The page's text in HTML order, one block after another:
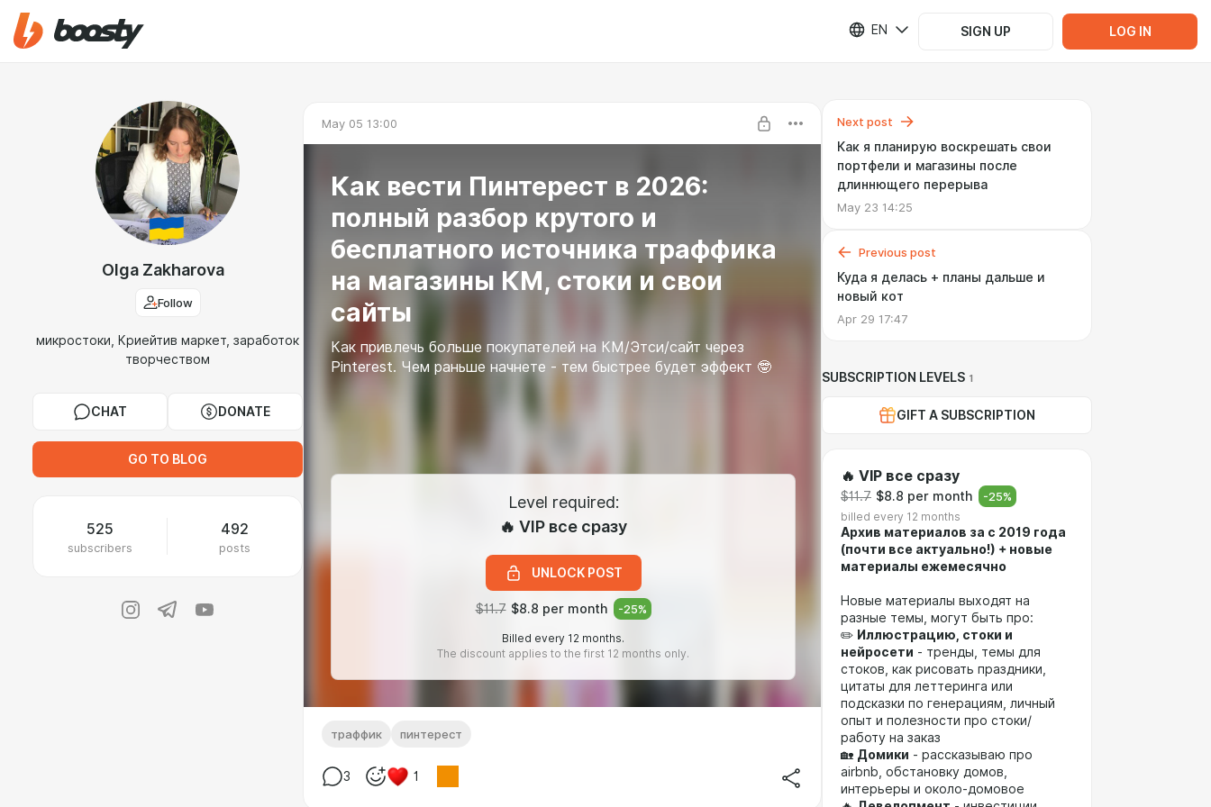
EN SIGN UP LOG IN
Olga Zakharova
Follow
микростоки, Криейтив маркет, заработок
творчеством
CHAT DONATE
GO TO BLOG
525
subscribers
492
posts
May 05 13:00
Как вести Пинтерест в 2026:
полный разбор крутого и
бесплатного источника траффика
на магазины КМ, стоки и свои
сайты
Как привлечь больше покупателей на КМ/Этси/сайт через
Pinterest. Чем раньше начнете - тем быстрее будет эффект 🤓
Level required:
🔥 VIP все сразу
UNLOCK POST
$11.7 $8.8 per month -25%
Billed every 12 months.
The discount applies to the first 12 months only.
траффик пинтерест
3 1
Next post
Как я планирую воскрешать свои
портфели и магазины после
длиннющего перерыва
May 23 14:25
Previous post
Куда я делась + планы дальше и
новый кот
Apr 29 17:47
SUBSCRIPTION LEVELS 1
GIFT A SUBSCRIPTION
🔥 VIP все сразу
$11.7 $8.8 per month -25%
billed every 12 months
Архив материалов за c 2019 года
(почти все актуально!) + новые
материалы ежемесячно
Новые материалы выходят на
разные темы, могут быть про:
✏️ Иллюстрацию, стоки и
нейросети - тренды, темы для
стоков, как рисовать праздники,
цитаты для леттеринга или
подсказки по генерациям, личный
опыт и полезности про стоки/
работу на заказ
🏡 Домики - рассказываю про
airbnb, обстановку домов,
интерьеры и около-домовое